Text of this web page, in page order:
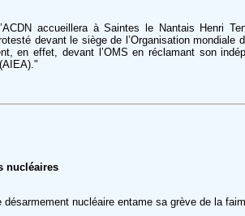
accueillera à Saintes le Nantais Henri
devant le siège de l’Organisation mondiale
en effet, devant l’OMS en réclamant son
nucléaires
désarmement nucléaire entame sa grève de la